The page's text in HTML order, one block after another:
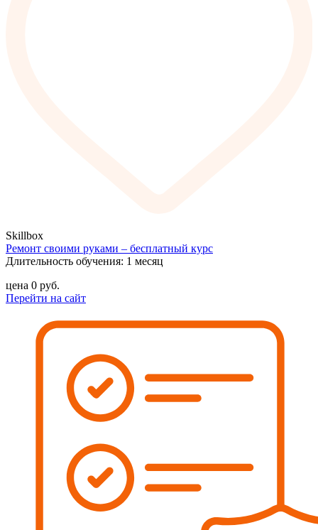
Skillbox
Ремонт своими руками – бесплатный курс
Длительность обучения: 1 месяц
цена 0 руб.
Перейти на сайт